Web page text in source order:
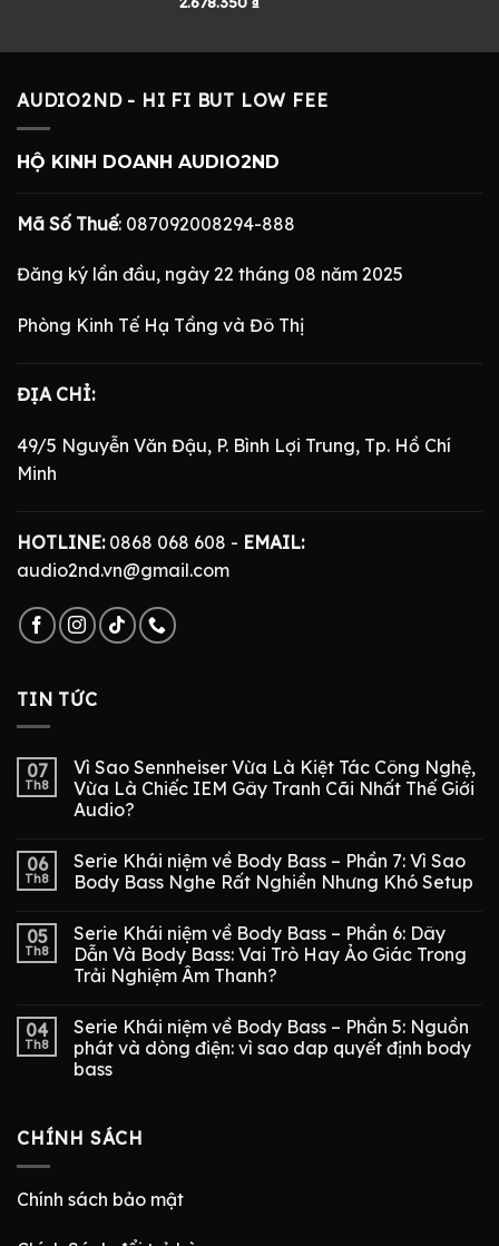
đến
AUDIO2ND - HI FI BUT LOW FEE
HỘ KINH DOANH AUDIO2ND
Mã Số Thuế: 087092008294-888
Đăng ký lần đầu, ngày 22 tháng 08 năm 2025
Phòng Kinh Tế Hạ Tầng và Đô Thị
ĐỊA CHỈ:
49/5 Nguyễn Văn Đậu, P. Bình Lợi Trung, Tp. Hồ Chí
Minh
HOTLINE:0868 068 608 - EMAIL:
audio2nd.vn@gmail.com
TIN TỨC
07
Th8
Vì Sao Sennheiser Vừa Là Kiệt Tác Công Nghệ,
Vừa Là Chiếc IEM Gây Tranh Cãi Nhất Thế Giới
Audio?
06
Th8
Serie Khái niệm về Body Bass – Phần 7: Vì Sao
Body Bass Nghe Rất Nghiền Nhưng Khó Setup
05
Th8
Serie Khái niệm về Body Bass – Phần 6: Dây
Dẫn Và Body Bass: Vai Trò Hay Ảo Giác Trong
Trải Nghiệm Âm Thanh?
04
Th8
Serie Khái niệm về Body Bass – Phần 5: Nguồn
phát và dòng điện: vì sao dap quyết định body
bass
CHÍNH SÁCH
Chính sách bảo mật